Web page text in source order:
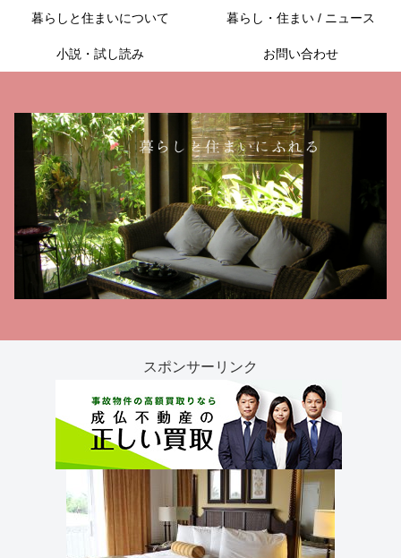
暮らしと住まいについて 暮らし・住まい / ニュース
小説・試し読み お問い合わせ
スポンサーリンク